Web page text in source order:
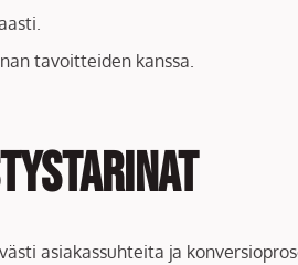
tavoitteiden kanssa.
asiakassuhteita ja